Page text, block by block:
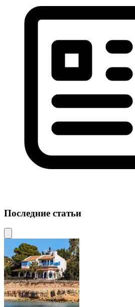
Последние статьи